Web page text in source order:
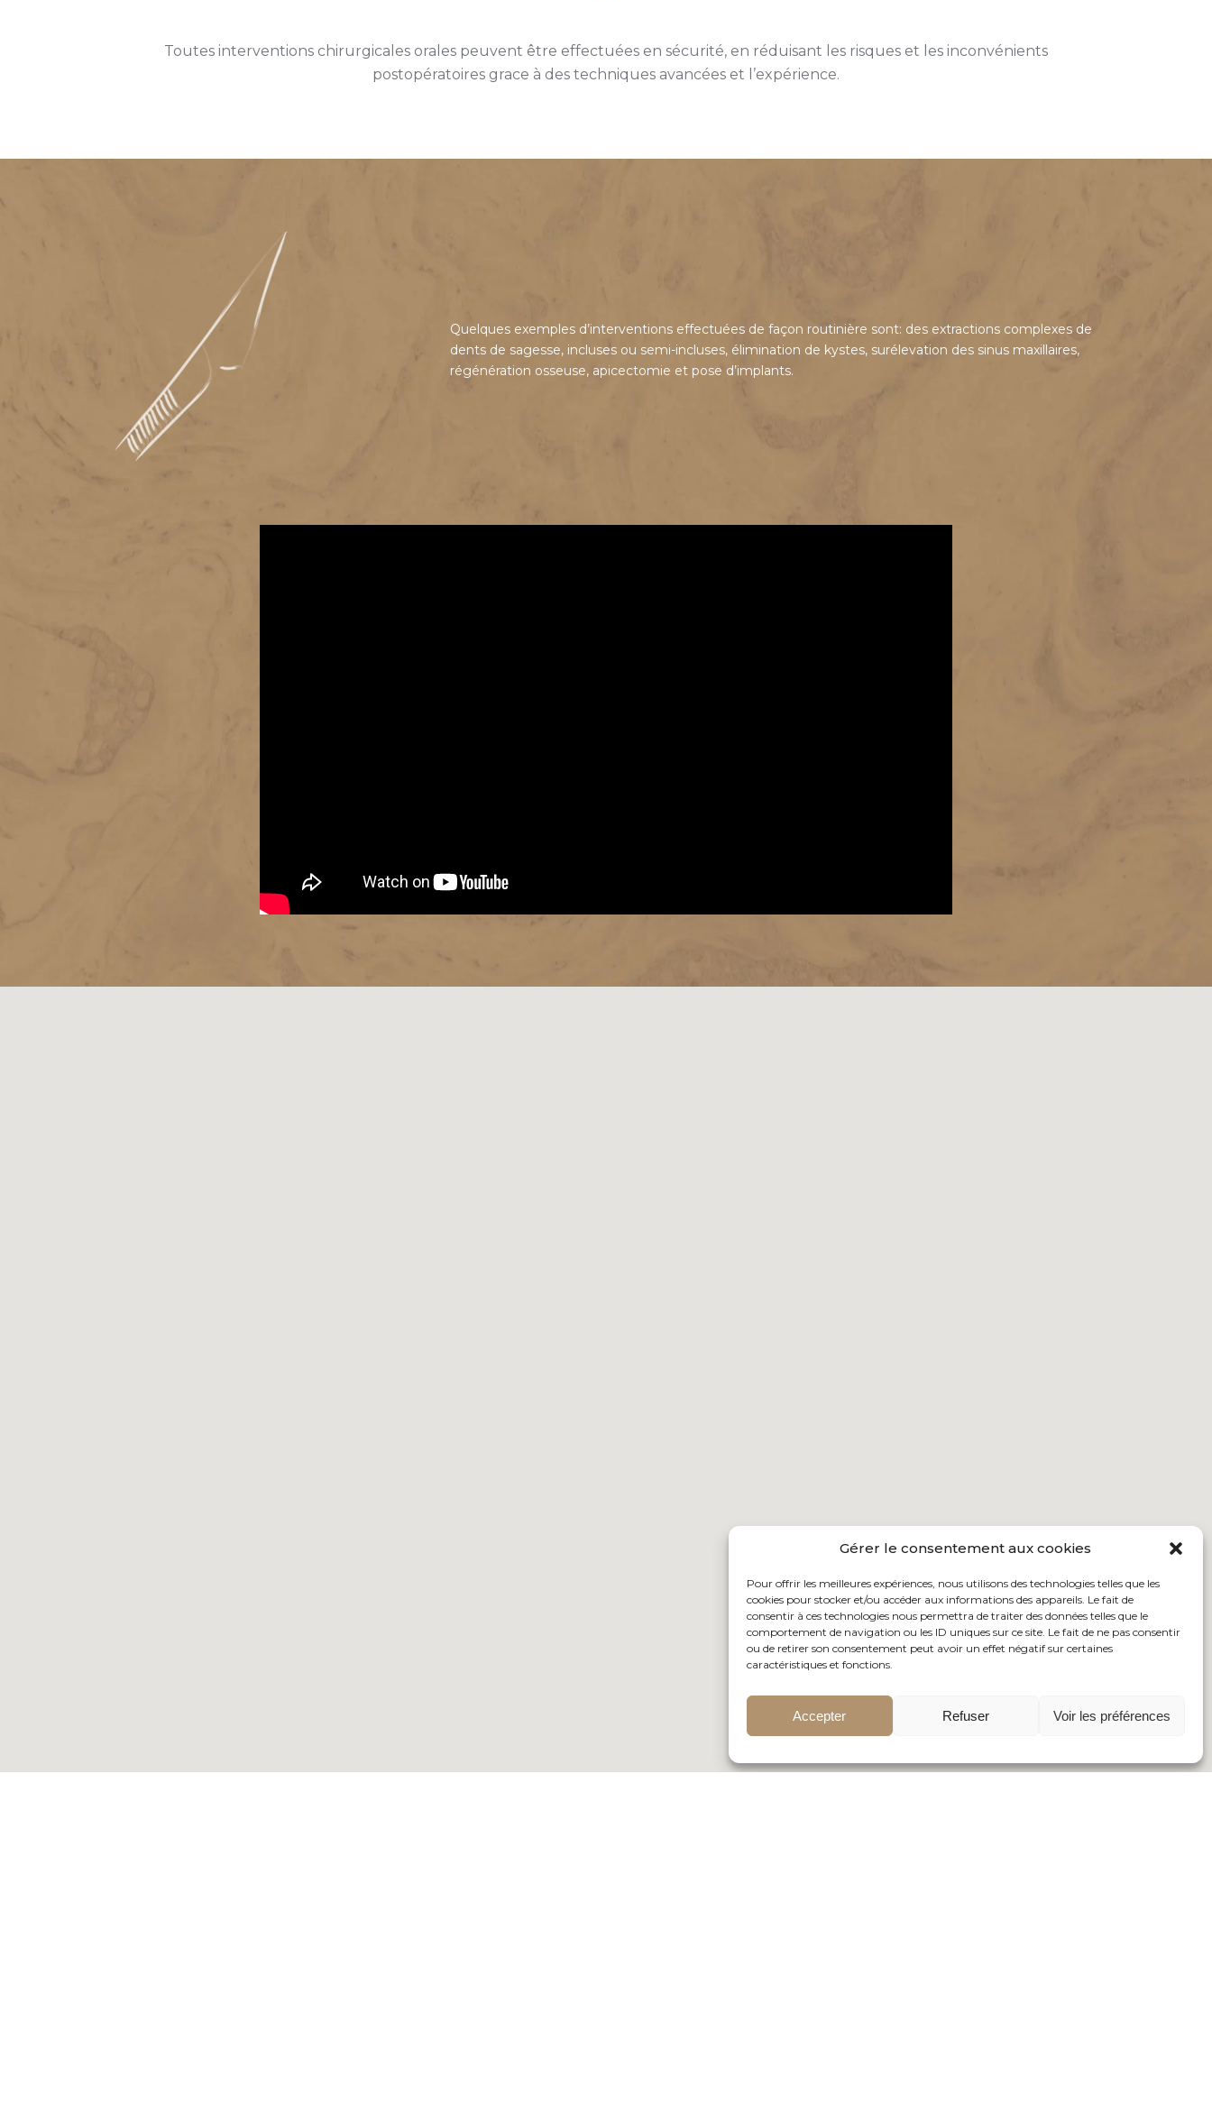
Gérer le consentement aux cookies
Pour offrir les meilleures expériences, nous utilisons des technologies telles que les
cookies pour stocker et/ou accéder aux informations des appareils. Le fait de
consentir à ces technologies nous permettra de traiter des données telles que le
comportement de navigation ou les ID uniques sur ce site. Le fait de ne pas consentir
ou de retirer son consentement peut avoir un effet négatif sur certaines
caractéristiques et fonctions.
Accepter Refuser Voir les préférences
Toutes interventions chirurgicales orales peuvent être effectuées en sécurité, en réduisant les risques et les inconvénients
postopératoires grace à des techniques avancées et l’expérience.
Quelques exemples d’interventions effectuées de façon routinière sont: des extractions complexes de
dents de sagesse, incluses ou semi-incluses, élimination de kystes, surélevation des sinus maxillaires,
régénération osseuse, apicectomie et pose d’implants.